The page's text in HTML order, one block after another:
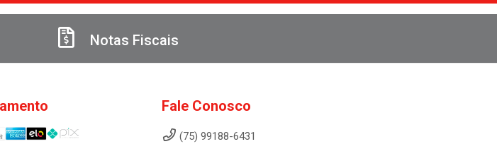
Notas Fiscais
Fale Conosco
(75) 99188-6431